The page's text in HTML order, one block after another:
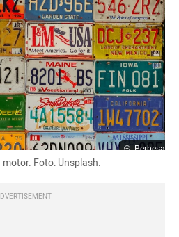
Perbesar
Foto: Unsplash.